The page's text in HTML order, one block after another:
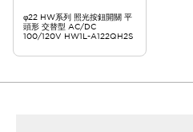
φ22 HW系列 照光按鈕開關 平
頭形 交替型 AC/DC
100/120V HW1L-A122QH2S